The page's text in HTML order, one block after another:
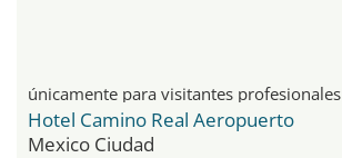
únicamente para visitantes profesionales
Hotel Camino Real Aeropuerto
Mexico Ciudad